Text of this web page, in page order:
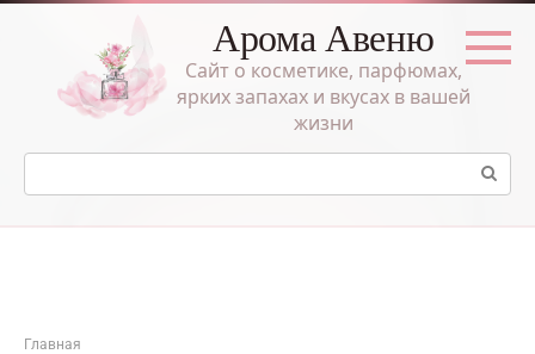
Перейти
Арома Авеню
Сайт о косметике, парфюмах,
ярких запахах и вкусах в вашей
жизни
Поиск:
Главная